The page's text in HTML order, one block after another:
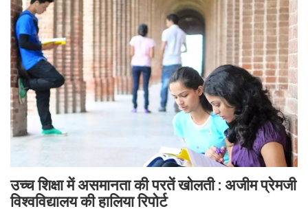
उच्च शिक्षा में असमानता की परतें खोलती : अजीम प्रेमजी
विश्वविद्यालय की हालिया रिपोर्ट